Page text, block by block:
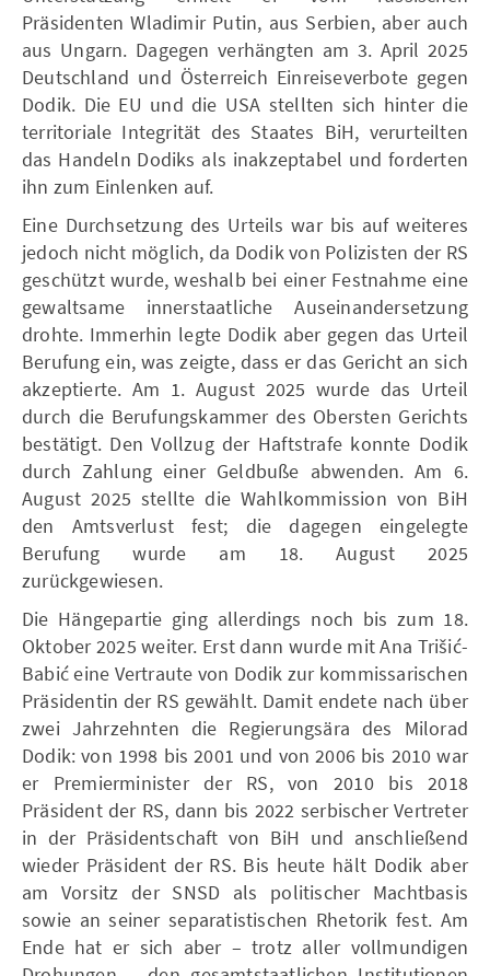
Präsidenten Wladimir Putin, aus Serbien, aber auch
aus Ungarn. Dagegen verhängten am 3. April 2025
Deutschland und Österreich Einreiseverbote gegen
Dodik. Die EU und die USA stellten sich hinter die
territoriale Integrität des Staates BiH, verurteilten
das Handeln Dodiks als inakzeptabel und forderten
ihn zum Einlenken auf.
Eine Durchsetzung des Urteils war bis auf weiteres
jedoch nicht möglich, da Dodik von Polizisten der RS
geschützt wurde, weshalb bei einer Festnahme eine
gewaltsame innerstaatliche Auseinandersetzung
drohte. Immerhin legte Dodik aber gegen das Urteil
Berufung ein, was zeigte, dass er das Gericht an sich
akzeptierte. Am 1. August 2025 wurde das Urteil
durch die Berufungskammer des Obersten Gerichts
bestätigt. Den Vollzug der Haftstrafe konnte Dodik
durch Zahlung einer Geldbuße abwenden. Am 6.
August 2025 stellte die Wahlkommission von BiH
den Amtsverlust fest; die dagegen eingelegte
Berufung wurde am 18. August 2025
zurückgewiesen.
Die Hängepartie ging allerdings noch bis zum 18.
Oktober 2025 weiter. Erst dann wurde mit Ana Trišić-
Babić eine Vertraute von Dodik zur kommissarischen
Präsidentin der RS gewählt. Damit endete nach über
zwei Jahrzehnten die Regierungsära des Milorad
Dodik: von 1998 bis 2001 und von 2006 bis 2010 war
er Premierminister der RS, von 2010 bis 2018
Präsident der RS, dann bis 2022 serbischer Vertreter
in der Präsidentschaft von BiH und anschließend
wieder Präsident der RS. Bis heute hält Dodik aber
am Vorsitz der SNSD als politischer Machtbasis
sowie an seiner separatistischen Rhetorik fest. Am
Ende hat er sich aber – trotz aller vollmundigen